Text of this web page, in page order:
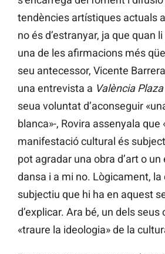
tendències artístiques actuals
no és d’estranyar, ja que quan
una de les afirmacions més
seu antecessor, Vicente
una entrevista a València Plaza
seua voluntat d’aconseguir
blanca»-, Rovira assenyala que
manifestació cultural és
pot agradar una obra d’art o
dansa i a mi no. Lògicament,
subjectiu que hi ha en aquest
d’explicar. Ara bé, un dels seus
«traure la ideologia» de la